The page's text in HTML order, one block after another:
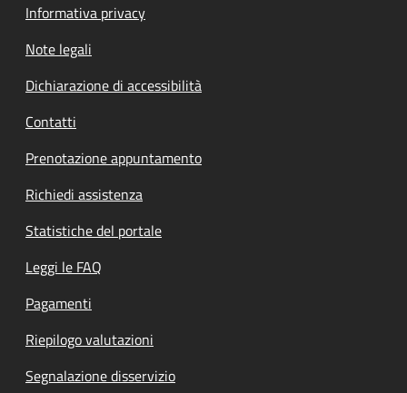
Informativa privacy
Note legali
Dichiarazione di accessibilità
Contatti
Prenotazione appuntamento
Richiedi assistenza
Statistiche del portale
Leggi le FAQ
Pagamenti
Riepilogo valutazioni
Segnalazione disservizio